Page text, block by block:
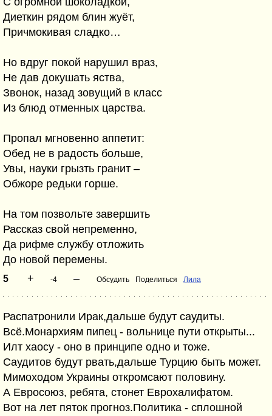
Диеткин рядом блин жуёт,
Причмокивая сладко…
Но вдруг покой нарушил враз,
Не дав докушать яства,
Звонок, назад зовущий в класс
Из блюд отменных царства.
Пропал мгновенно аппетит:
Обед не в радость больше,
Увы, науки грызть гранит –
Обжоре редьки горше.
На том позвольте завершить
Рассказ свой непременно,
Да рифме службу отложить
До новой перемены.
5 + -4 – Обсудить Поделиться Лила
Распатронили Ирак,дальше будут саудиты.
Всё.Монархиям пипец - вольнице пути открыты...
Илт хаосу - оно в принципе одно и тоже.
Саудитов будут рвать,дальше Турцию быть может.
Мимоходом Украины откромсают половину.
А Евросоюз, ребята, стонет Еврохалифатом.
Вот на лет пяток прогноз.Политика - сплошной